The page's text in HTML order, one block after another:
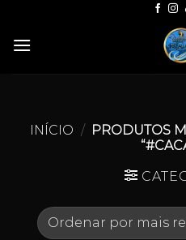
content
INÍCIO / PRODUTOS